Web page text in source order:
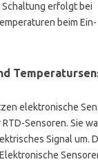
erfolgt bei
beim Ein-
elektronische
RTD-Sensoren. Sie
Signal um.